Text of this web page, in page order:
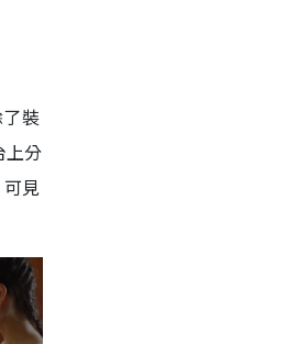
裝
上分
見